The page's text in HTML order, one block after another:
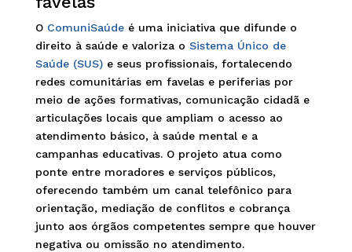
O ComuniSaúdeé uma iniciativa que difunde o
direito à saúde e valoriza o Sistema Único de
Saúde (SUS)e seus profissionais, fortalecendo
redes comunitárias em favelas e periferias por
meio de ações formativas, comunicação cidadã e
articulações locais que ampliam o acesso ao
atendimento básico, à saúde mental e a
campanhas educativas. O projeto atua como
ponte entre moradores e serviços públicos,
oferecendo também um canal telefônico para
orientação, mediação de conflitos e cobrança
junto aos órgãos competentes sempre que houver
negativa ou omissão no atendimento.